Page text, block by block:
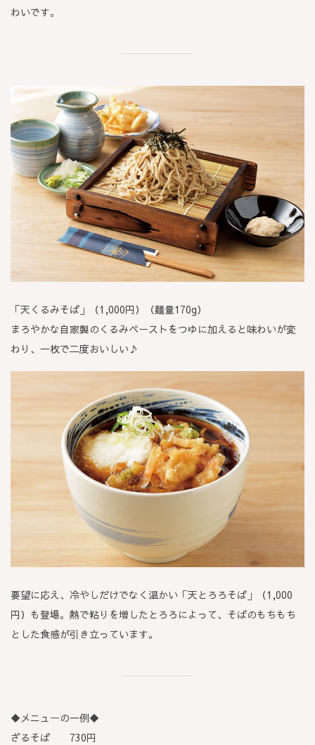
わいです。
「天くるみそば」（1,000円）（麺量170g）
まろやかな自家製のくるみペーストをつゆに加えると味わいが変
わり、一枚で二度おいしい♪
要望に応え、冷やしだけでなく温かい「天とろろそば」（1,000
円）も登場。熱で粘りを増したとろろによって、そばのもちもち
とした食感が引き立っています。
◆メニューの一例◆
ざるそば 730円